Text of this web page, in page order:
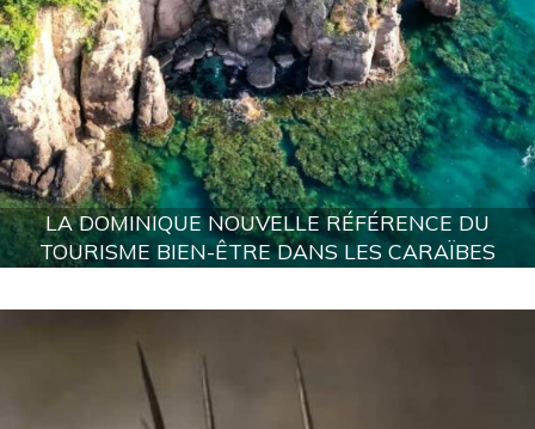
LA DOMINIQUE NOUVELLE RÉFÉRENCE DU
TOURISME BIEN-ÊTRE DANS LES CARAÏBES